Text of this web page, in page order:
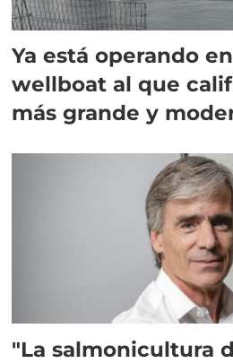
Ya está operando
wellboat al que
más grande y
"La salmonicultura